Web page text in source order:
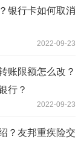
银行卡如何取消
2022-09-23
账限额怎么改？
行？
2022-09-23
？友邦重疾险交